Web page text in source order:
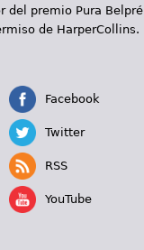
del premio Pura Belpré
de HarperCollins.
Facebook
Twitter
RSS
YouTube